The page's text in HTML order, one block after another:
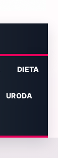
DIETA
URODA